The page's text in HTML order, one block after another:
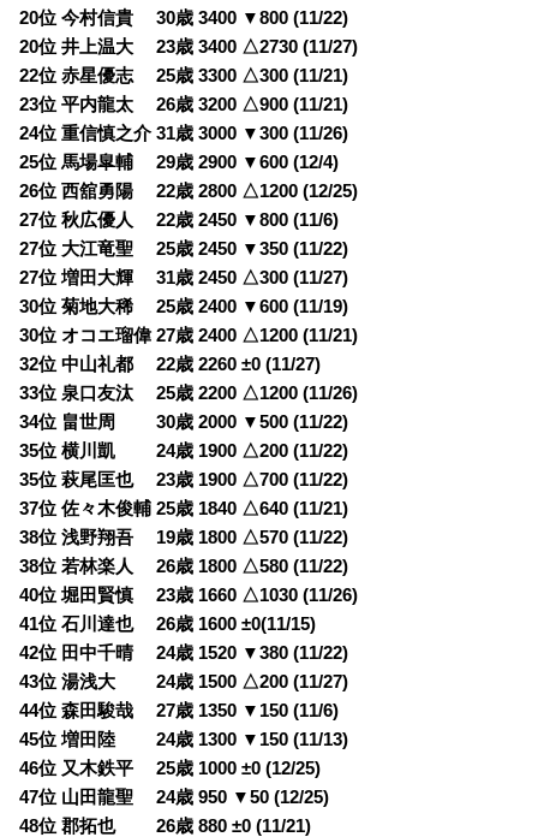
20位 今村信貴 30歳 3400 ▼800 (11/22)
20位 井上温大 23歳 3400 △2730 (11/27)
22位 赤星優志 25歳 3300 △300 (11/21)
23位 平内龍太 26歳 3200 △900 (11/21)
24位 重信慎之介 31歳 3000 ▼300 (11/26)
25位 馬場皐輔 29歳 2900 ▼600 (12/4)
26位 西舘勇陽 22歳 2800 △1200 (12/25)
27位 秋広優人 22歳 2450 ▼800 (11/6)
27位 大江竜聖 25歳 2450 ▼350 (11/22)
27位 増田大輝 31歳 2450 △300 (11/27)
30位 菊地大稀 25歳 2400 ▼600 (11/19)
30位 オコエ瑠偉 27歳 2400 △1200 (11/21)
32位 中山礼都 22歳 2260 ±0 (11/27)
33位 泉口友汰 25歳 2200 △1200 (11/26)
34位 畠世周 30歳 2000 ▼500 (11/22)
35位 横川凱 24歳 1900 △200 (11/22)
35位 萩尾匡也 23歳 1900 △700 (11/22)
37位 佐々木俊輔 25歳 1840 △640 (11/21)
38位 浅野翔吾 19歳 1800 △570 (11/22)
38位 若林楽人 26歳 1800 △580 (11/22)
40位 堀田賢慎 23歳 1660 △1030 (11/26)
41位 石川達也 26歳 1600 ±0(11/15)
42位 田中千晴 24歳 1520 ▼380 (11/22)
43位 湯浅大 24歳 1500 △200 (11/27)
44位 森田駿哉 27歳 1350 ▼150 (11/6)
45位 増田陸 24歳 1300 ▼150 (11/13)
46位 又木鉄平 25歳 1000 ±0 (12/25)
47位 山田龍聖 24歳 950 ▼50 (12/25)
48位 郡拓也 26歳 880 ±0 (11/21)